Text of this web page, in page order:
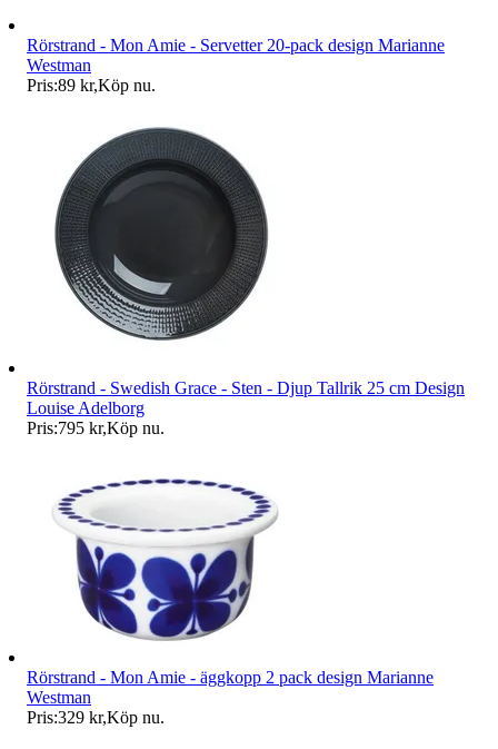
Rörstrand - Mon Amie - Servetter 20-pack design Marianne
Westman
Pris:89 kr,Köp nu.
Rörstrand - Swedish Grace - Sten - Djup Tallrik 25 cm Design
Louise Adelborg
Pris:795 kr,Köp nu.
Rörstrand - Mon Amie - äggkopp 2 pack design Marianne
Westman
Pris:329 kr,Köp nu.